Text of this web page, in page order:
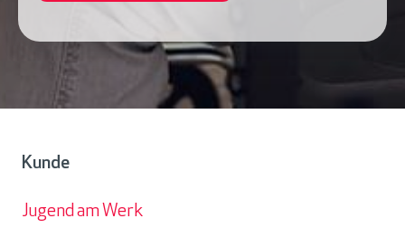
Kunde
Jugend am Werk